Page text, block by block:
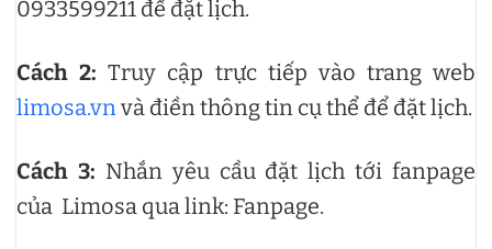
0933599211 để đặt lịch.
Cách 2: Truy cập trực tiếp vào trang web
limosa.vn và điền thông tin cụ thể để đặt lịch.
Cách 3: Nhắn yêu cầu đặt lịch tới fanpage
của Limosa qua link: Fanpage.